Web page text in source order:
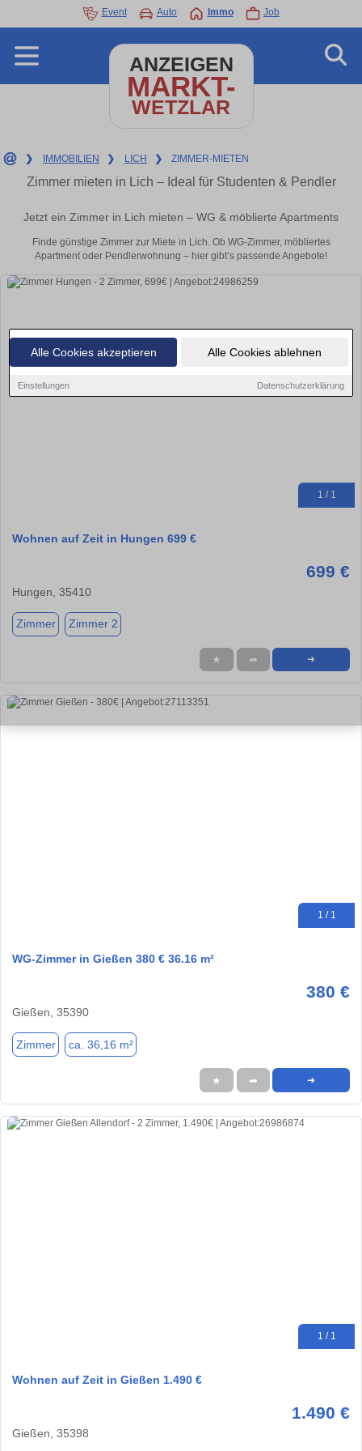
Alle Cookies akzeptieren Alle Cookies ablehnen
Einstellungen Datenschutzerklärung
Event Auto Immo Job
ANZEIGEN
MARKT-
WETZLAR
❯ IMMOBILIEN ❯ LICH ❯ ZIMMER-MIETEN
Zimmer mieten in Lich – Ideal für Studenten & Pendler
Jetzt ein Zimmer in Lich mieten – WG & möblierte Apartments
Finde günstige Zimmer zur Miete in Lich. Ob WG-Zimmer, möbliertes
Apartment oder Pendlerwohnung – hier gibt’s passende Angebote!
1 / 1
Wohnen auf Zeit in Hungen 699 €
699 €
Hungen, 35410
Zimmer Zimmer 2
★ ➦ ➜
1 / 1
WG-Zimmer in Gießen 380 € 36.16 m²
380 €
Gießen, 35390
Zimmer ca. 36,16 m²
★ ➦ ➜
1 / 1
Wohnen auf Zeit in Gießen 1.490 €
1.490 €
Gießen, 35398